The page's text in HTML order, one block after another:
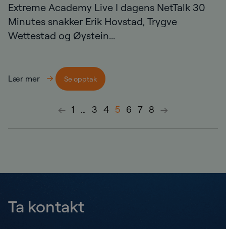
Extreme Academy Live I dagens NetTalk 30
Minutes snakker Erik Hovstad, Trygve
Wettestad og Øystein...
Lær mer Se opptak
1 … 3 4 5 6 7 8
Ta kontakt